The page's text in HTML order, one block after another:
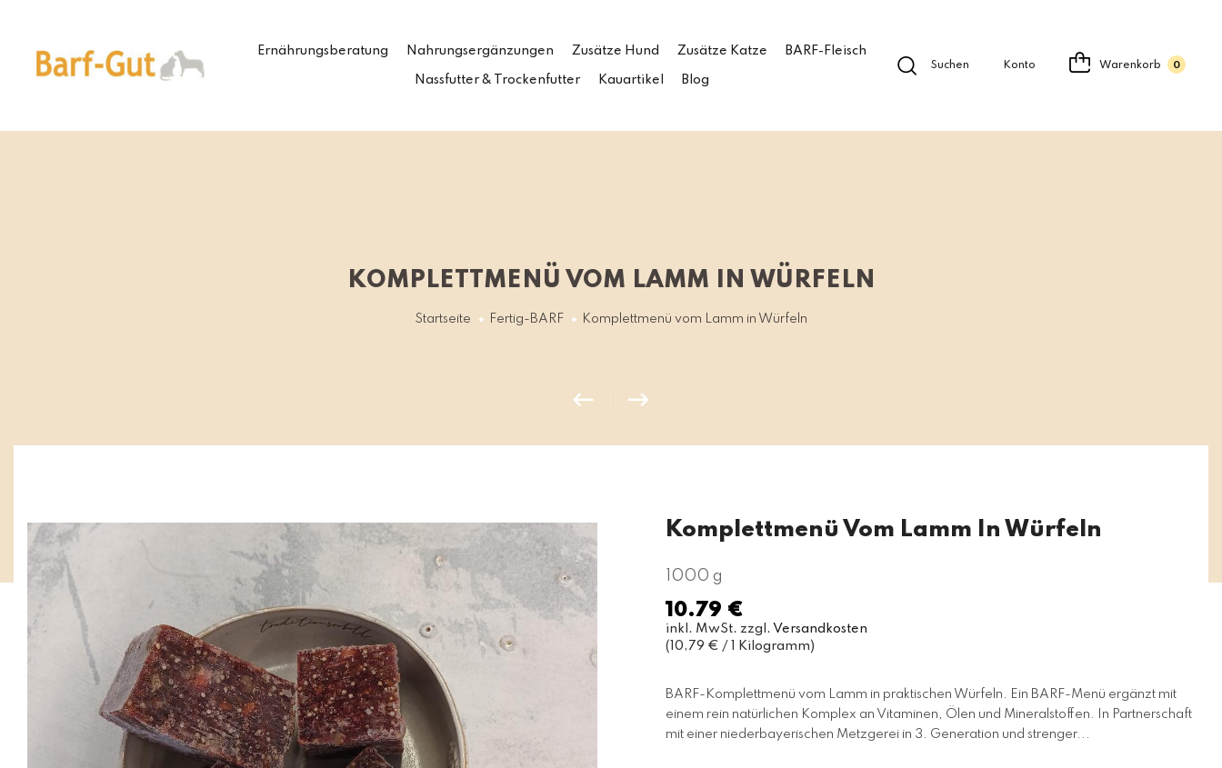
Ernährungsberatung Nahrungsergänzungen Zusätze Hund Zusätze Katze BARF-Fleisch
Nassfutter & Trockenfutter Kauartikel Blog
Suchen Konto Warenkorb 0
KOMPLETTMENÜ VOM LAMM IN WÜRFELN
Startseite Fertig-BARF Komplettmenü vom Lamm in Würfeln
Komplettmenü Vom Lamm In Würfeln
1000 g
Normaler
Preis
10.79 €
inkl. MwSt. zzgl. Versandkosten
(10,79 € / 1 Kilogramm)
BARF-Komplettmenü vom Lamm in praktischen Würfeln. Ein BARF-Menü ergänzt mit
einem rein natürlichen Komplex an Vitaminen, Ölen und Mineralstoffen. In Partnerschaft
mit einer niederbayerischen Metzgerei in 3. Generation und strenger...